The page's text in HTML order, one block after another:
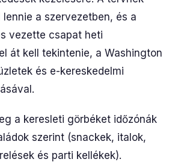
a szervezetben, és a
vezette csapat heti
át kell tekintenie, a Washington
és e-kereskedelmi
a keresleti görbéket időzónák
szerint (snackek, italok,
és parti kellékek).